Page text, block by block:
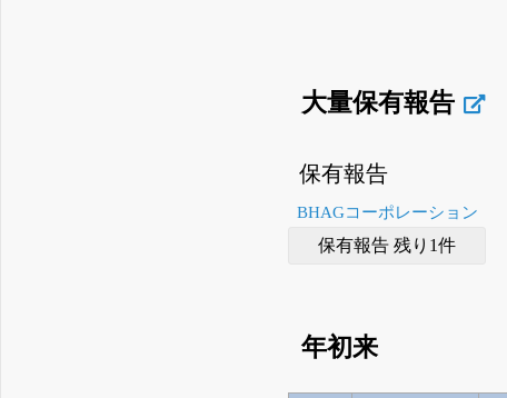
大量保有報告
保有報告
BHAGコーポレーション
保有報告 残り1件
年初来